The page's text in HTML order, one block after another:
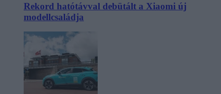
Rekord hatótávval debütált a Xiaomi új
modellcsaládja